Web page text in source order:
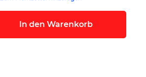
In den Warenkorb